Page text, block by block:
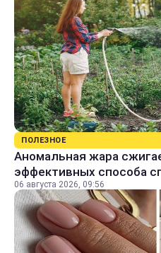
ПОЛЕЗНОЕ
Аномальная жара
эффективных способа
06 августа 2026, 09:56